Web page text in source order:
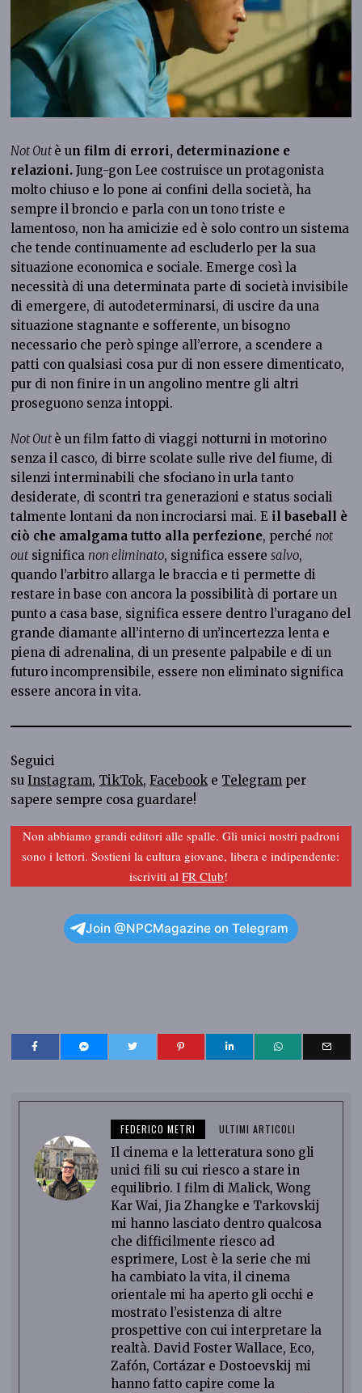
Not Out è un film di errori, determinazione e
relazioni. Jung-gon Lee costruisce un protagonista
molto chiuso e lo pone ai confini della società, ha
sempre il broncio e parla con un tono triste e
lamentoso, non ha amicizie ed è solo contro un sistema
che tende continuamente ad escluderlo per la sua
situazione economica e sociale. Emerge così la
necessità di una determinata parte di società invisibile
di emergere, di autodeterminarsi, di uscire da una
situazione stagnante e sofferente, un bisogno
necessario che però spinge all’errore, a scendere a
patti con qualsiasi cosa pur di non essere dimenticato,
pur di non finire in un angolino mentre gli altri
proseguono senza intoppi.
Not Out è un film fatto di viaggi notturni in motorino
senza il casco, di birre scolate sulle rive del fiume, di
silenzi interminabili che sfociano in urla tanto
desiderate, di scontri tra generazioni e status sociali
talmente lontani da non incrociarsi mai. E il baseball è
ciò che amalgama tutto alla perfezione, perché not
out significa non eliminato, significa esseresalvo,
quando l’arbitro allarga le braccia e ti permette di
restare in base con ancora la possibilità di portare un
punto a casa base, significa essere dentro l’uragano del
grande diamante all’interno di un’incertezza lenta e
piena di adrenalina, di un presente palpabile e di un
futuro incomprensibile, essere non eliminato significa
essere ancora in vita.
Seguici
suInstagram, TikTok,Facebook e Telegram per
sapere sempre cosa guardare!
Non abbiamo grandi editori alle spalle. Gli unici nostri padroni
sono i lettori. Sostieni la cultura giovane, libera e indipendente:
iscriviti alFR Club!
Join @NPCMagazine on Telegram
FEDERICO METRI ULTIMI ARTICOLI
Il cinema e la letteratura sono gli
unici fili su cui riesco a stare in
equilibrio. I film di Malick, Wong
Kar Wai, Jia Zhangke e Tarkovskij
mi hanno lasciato dentro qualcosa
che difficilmente riesco ad
esprimere, Lost è la serie che mi
ha cambiato la vita, il cinema
orientale mi ha aperto gli occhi e
mostrato l’esistenza di altre
prospettive con cui interpretare la
realtà. David Foster Wallace, Eco,
Zafón, Cortázar e Dostoevskij mi
hanno fatto capire come la